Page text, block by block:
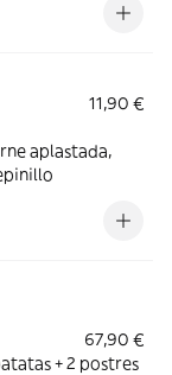
11,90 €
aplastada,
67,90 €
+ 2 postres